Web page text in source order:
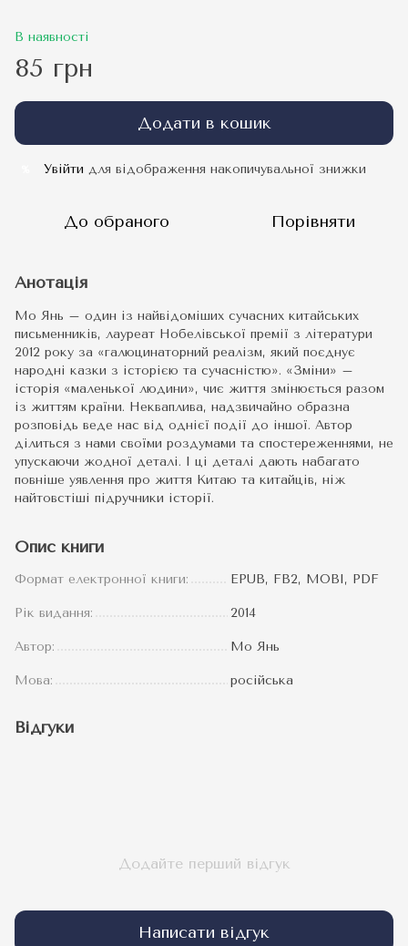
В наявності
85 грн
Додати в кошик
Увійти для відображення накопичувальної знижки
До обраного Порівняти
Анотація
Мо Янь – один із найвідоміших сучасних китайських
письменників, лауреат Нобелівської премії з літератури
2012 року за «галюцинаторний реалізм, який поєднує
народні казки з історією та сучасністю». «Зміни» –
історія «маленької людини», чиє життя змінюється разом
із життям країни. Некваплива, надзвичайно образна
розповідь веде нас від однієї події до іншої. Автор
ділиться з нами своїми роздумами та спостереженнями, не
упускаючи жодної деталі. І ці деталі дають набагато
повніше уявлення про життя Китаю та китайців, ніж
найтовстіші підручники історії.
Опис книги
Формат електронної книги: EPUB, FB2, MOBI, PDF
Рік видання: 2014
Автор: Мо Янь
Мова: російська
Відгуки
Додайте перший відгук
Написати відгук